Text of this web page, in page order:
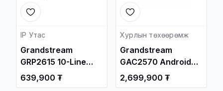
IP Утас
Grandstream
GRP2615 10-Line
Professional
Carrier-Grade IP
639,900 ₮
Хурлын төхөөрөмж
Grandstream
GAC2570 Android
Enterprise
Conference Phone /
2,699,900 ₮